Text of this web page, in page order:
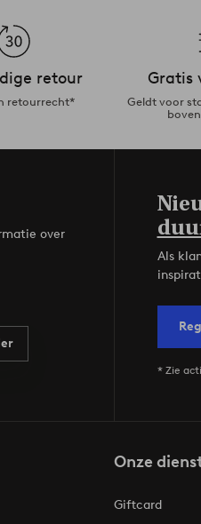
retour
retourrecht*
Gratis
Geldt voor
boven
over
Als
* Zie
Onze
Giftcard